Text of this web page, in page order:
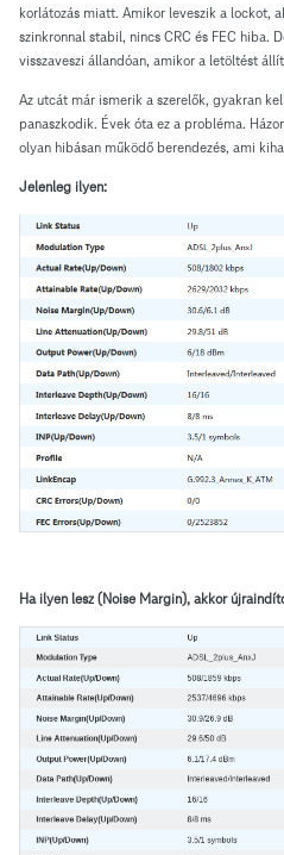
korlátozás miatt. Amikor leveszik a lockot,
szinkronnal stabil, nincs CRC és FEC hiba.
visszaveszi állandóan, amikor a letöltést
Az utcát már ismerik a szerelők, gyakran
panaszkodik. Évek óta ez a probléma.
olyan hibásan működő berendezés, ami
Jelenleg ilyen:
Ha ilyen lesz (Noise Margin), akkor